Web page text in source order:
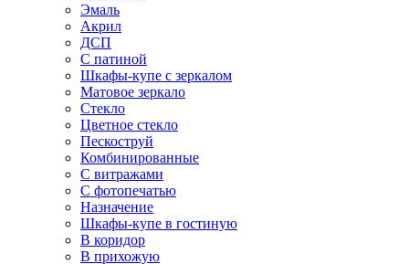
Эмаль
Акрил
ДСП
С патиной
Шкафы-купе с зеркалом
Матовое зеркало
Стекло
Цветное стекло
Пескоструй
Комбинированные
С витражами
С фотопечатью
Назначение
Шкафы-купе в гостиную
В коридор
В прихожую